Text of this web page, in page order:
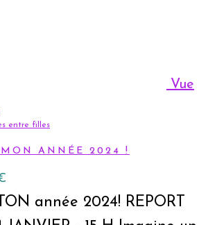
Vue
entre filles
MON ANNÉE 2024 !
année 2024! REPORT